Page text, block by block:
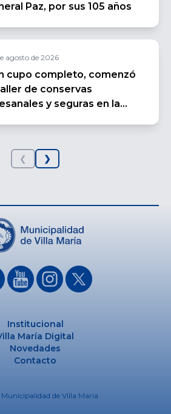
Paz, por sus 105 años
agosto de 2026
cupo completo, comenzó
de conservas
y seguras en la
❮ ❯
Institucional
María Digital
Novedades
Contacto
de Villa María